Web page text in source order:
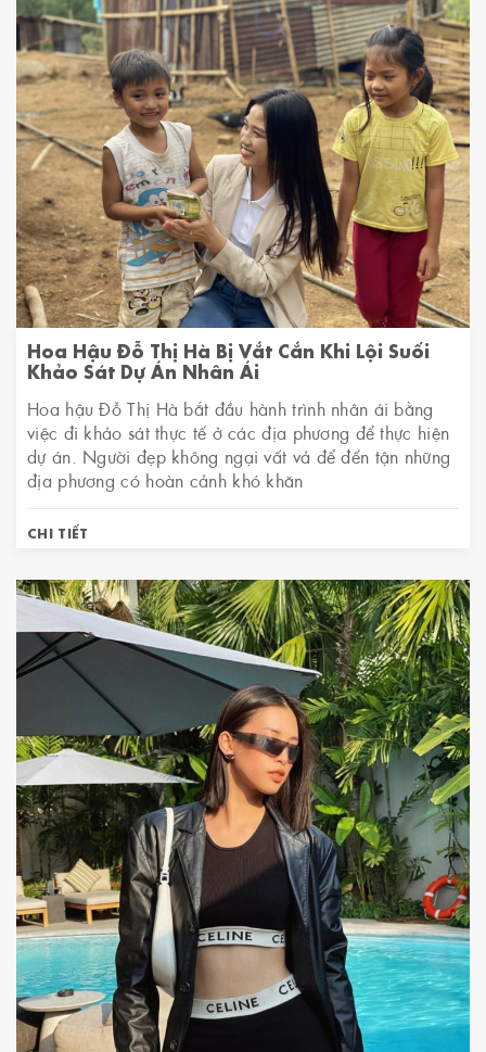
Hoa Hậu Đỗ Thị Hà Bị Vắt Cắn Khi Lội Suối
Khảo Sát Dự Án Nhân Ái
Hoa hậu Đỗ Thị Hà bắt đầu hành trình nhân ái bằng
việc đi khảo sát thực tế ở các địa phương để thực hiện
dự án. Người đẹp không ngại vất vả để đến tận những
địa phương có hoàn cảnh khó khăn
CHI TIẾT